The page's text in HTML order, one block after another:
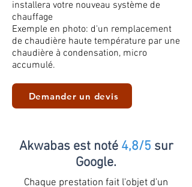
installera votre nouveau système de
chauffage
Exemple en photo: d'un remplacement
de chaudière haute température par une
chaudière à condensation, micro
accumulé.
Demander un devis
Akwabas est noté 4,8/5 sur
Google.
Chaque prestation fait l'objet d'un